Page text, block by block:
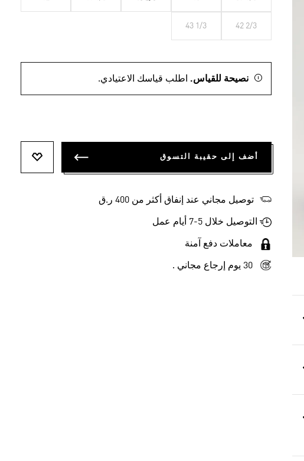
42 2/3
43 1/3
نصيحة للقياس. اطلب قياسك الاعتيادي.
أضف إلى حقيبة التسوق
توصيل مجاني عند إنفاق أكثر من 400 ر.ق
التوصيل خلال 5-7 أيام عمل
معاملات دفع آمنة
30 يوم إرجاع مجاني .